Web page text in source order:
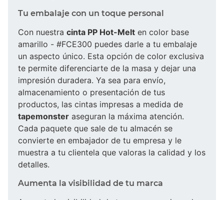
Tu embalaje con un toque personal
Con nuestra cinta PP Hot-Melt en color base
amarillo - #FCE300 puedes darle a tu embalaje
un aspecto único. Esta opción de color exclusiva
te permite diferenciarte de la masa y dejar una
impresión duradera. Ya sea para envío,
almacenamiento o presentación de tus
productos, las cintas impresas a medida de
tapemonster aseguran la máxima atención.
Cada paquete que sale de tu almacén se
convierte en embajador de tu empresa y le
muestra a tu clientela que valoras la calidad y los
detalles.
Aumenta la visibilidad de tu marca